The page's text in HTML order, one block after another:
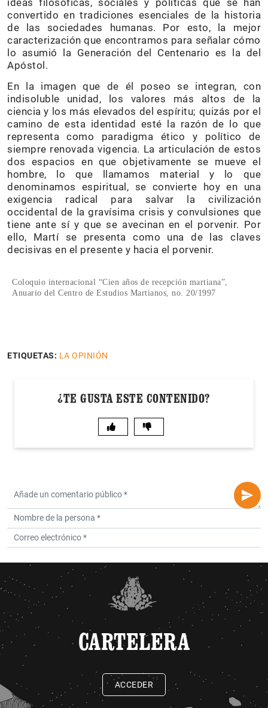
ideas filosóficas, sociales y políticas que se han
convertido en tradiciones esenciales de la historia
de las sociedades humanas. Por esto, la mejor
caracterización que encontramos para señalar cómo
lo asumió la Generación del Centenario es la del
Apóstol.
En la imagen que de él poseo se integran, con
indisoluble unidad, los valores más altos de la
ciencia y los más elevados del espíritu; quizás por el
camino de esta identidad esté la razón de lo que
representa como paradigma ético y político de
siempre renovada vigencia. La articulación de estos
dos espacios en que objetivamente se mueve el
hombre, lo que llamamos material y lo que
denominamos espiritual, se convierte hoy en una
exigencia radical para salvar la civilización
occidental de la gravísima crisis y convulsiones que
tiene ante sí y que se avecinan en el porvenir. Por
ello, Martí se presenta como una de las claves
decisivas en el presente y hacia el porvenir.
Coloquio internacional “Cien años de recepción martiana”,
Anuario del Centro de Estudios Martianos, no. 20/1997
ETIQUETAS: LA OPINIÓN
¿TE GUSTA ESTE CONTENIDO?
CARTELERA
ACCEDER